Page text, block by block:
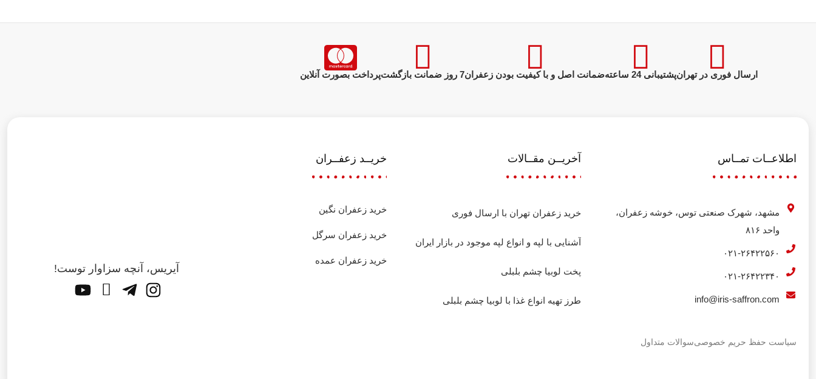
ارسال فوری در تهرانپشتیبانی 24 ساعته ضمانت اصل و با کیفیت بودن زعفران7 روز ضمانت بازگشت پرداخت بصورت آنلاین
اطلاعــات تمــاس
مشهد، شهرک صنعتی توس، خوشه زعفران،
واحد ۸۱۶
۰۲۱-۲۶۴۲۲۵۶۰
۰۲۱-۲۶۴۲۲۳۴۰
info@iris-saffron.com
سیاست حفظ حریم خصوصیسوالات متداول
آخریــن مقــالات
خرید زعفران تهران با ارسال فوری
آشنایی با لپه و انواع لپه موجود در بازار ایران
پخت لوبیا چشم بلبلی
طرز تهیه انواع غذا با لوبیا چشم بلبلی
خریــد زعفــران
خرید زعفران نگین
خرید زعفران سرگل
خرید زعفران عمده
آیریس، آنچه سزاوار توست!